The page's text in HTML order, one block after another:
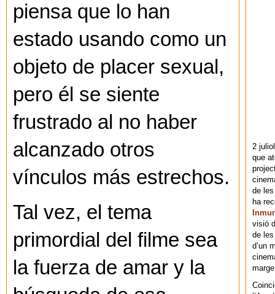
piensa que lo han
estado usando como un
objeto de placer sexual,
pero él se siente
frustrado al no haber
alcanzado otros
vínculos más estrechos.
Tal vez, el tema
primordial del filme sea
la fuerza de amar y la
2
que
de
ha
visió
de
d’un